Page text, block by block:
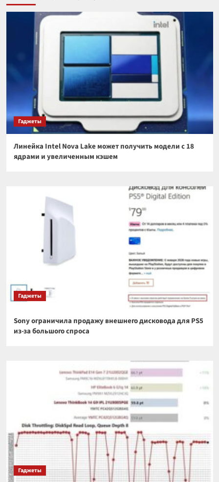
Гаджеты
Линейка Intel Nova Lake может получить модели с 18
ядрами и увеличенным кэшем
Гаджеты
Sony ограничила продажу внешнего дисковода для PS5
из-за большого спроса
Гаджеты